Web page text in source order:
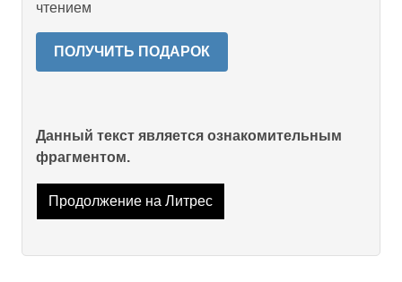
чтением
ПОЛУЧИТЬ ПОДАРОК
Данный текст является ознакомительным
фрагментом.
Продолжение на Литрес